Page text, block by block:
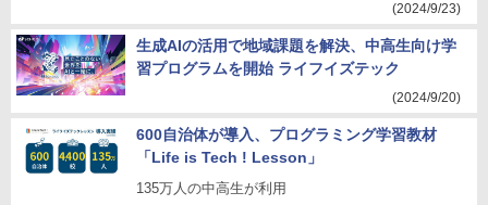
(2024/9/23)
生成AIの活用で地域課題を解決、中高生向け学
習プログラムを開始 ライフイズテック
(2024/9/20)
600自治体が導入、プログラミング学習教材
「Life is Tech ! Lesson」
135万人の中高生が利用